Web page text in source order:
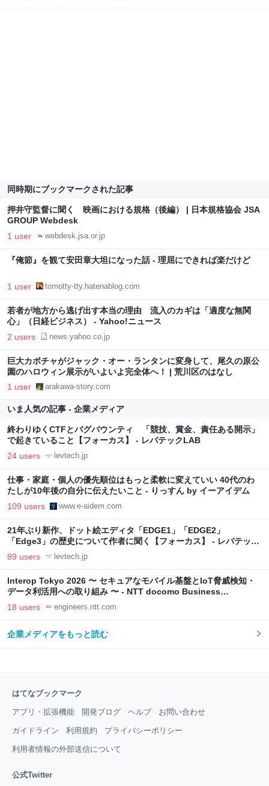
同時期にブックマークされた記事
押井守監督に聞く 映画における規格（後編） | 日本規格協会 JSA
GROUP Webdesk
1 user webdesk.jsa.or.jp
『俺節』を観て安田章大坦になった話 - 理屈にできれば楽だけど
1 user tomotty-tty.hatenablog.com
若者が地方から逃げ出す本当の理由 流入のカギは「適度な無関
心」（日経ビジネス） - Yahoo!ニュース
2 users news.yahoo.co.jp
巨大カボチャがジャック・オー・ランタンに変身して、尾久の原公
園のハロウィン展示がいよいよ完全体へ！ | 荒川区のはなし
1 user arakawa-story.com
いま人気の記事 - 企業メディア
終わりゆくCTFとバグバウンティ 「競技、賞金、責任ある開示」
で起きていること【フォーカス】 - レバテックLAB
24 users levtech.jp
仕事・家庭・個人の優先順位はもっと柔軟に変えていい 40代のわ
たしが10年後の自分に伝えたいこと - りっすん by イーアイデム
109 users www.e-aidem.com
21年ぶり新作、ドット絵エディタ「EDGE1」「EDGE2」
「Edge3」の歴史について作者に聞く【フォーカス】 - レバテック
LAB
89 users levtech.jp
Interop Tokyo 2026 〜 セキュアなモバイル基盤とIoT脅威検知・
データ利活用への取り組み 〜 - NTT docomo Business
Engineers' Blog
18 users engineers.ntt.com
企業メディアをもっと読む
はてなブックマーク
アプリ・拡張機能 開発ブログ ヘルプ お問い合わせ
ガイドライン 利用規約 プライバシーポリシー
利用者情報の外部送信について
公式Twitter